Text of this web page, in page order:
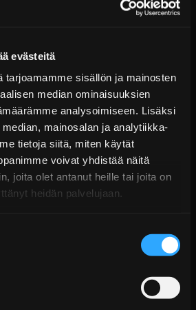
evästeitä
tarjoamamme sisällön ja mainosten
median ominaisuuksien
analysoimiseen. Lisäksi
mainosalan ja analytiikka-
tietoja siitä, miten käytät
voivat yhdistää näitä
joita olet antanut heille tai joita on
heidän palvelujaan.
huolto- ja
saatavilla Teiniltä. Japanilainen
laadun, korkean
käyttöiän.
7 arkipäivässä
yli 300 € tilauksiin